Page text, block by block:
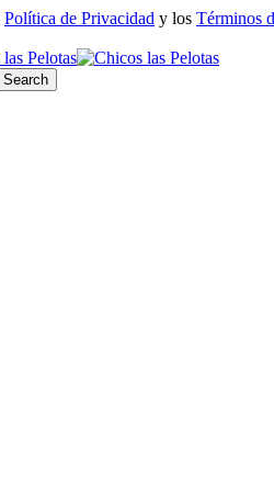
Política de Privacidad y los Términos